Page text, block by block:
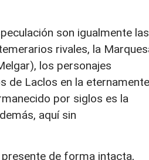
son igualmente las
rivales, la
los personajes
de Laclos en la eternamente
por siglos es la
aquí sin
de forma intacta,